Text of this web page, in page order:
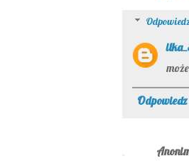
Odpowiedz